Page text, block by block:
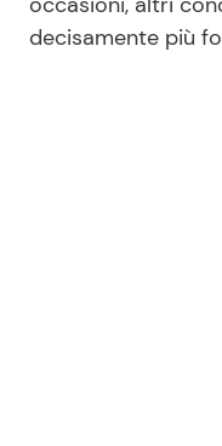
Chi siamo
Disclaimer e Privacy
decisamente più